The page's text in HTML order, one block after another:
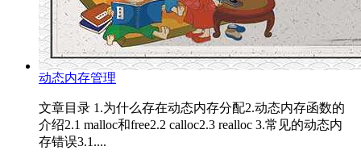
动态内存管理
文章目录 1.为什么存在动态内存分配2.动态内存函数的
介绍2.1 malloc和free2.2 calloc2.3 realloc 3.常见的动态内
存错误3.1....